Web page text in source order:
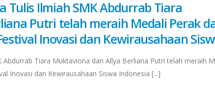
Tulis Ilmiah SMK Abdurrab Tiara
Putri telah meraih Medali Perak
Inovasi dan Kewirausahaan
Tiara Muktaviona dan Allya Berliana Putri telah meraih
Inovasi dan Kewirausahaan Siswa Indonesia [...]